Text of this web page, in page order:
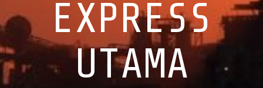
EXPRESS
UTAMA